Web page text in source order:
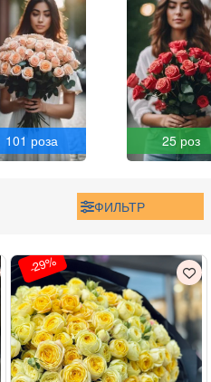
101 роза 25 роз
ФИЛЬТР
-29%